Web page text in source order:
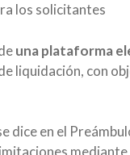
los solicitantes
una plataforma
liquidación, con
en el